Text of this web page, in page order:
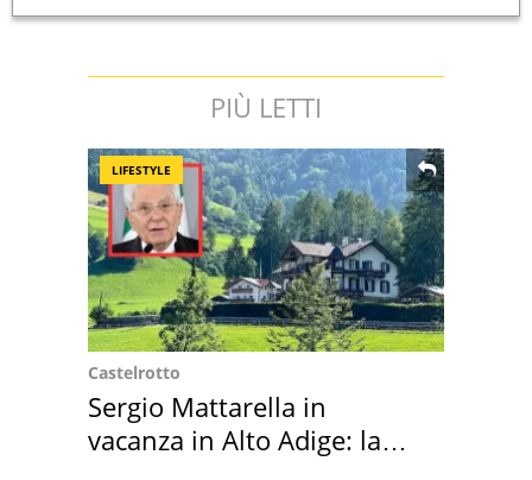
PIÙ LETTI
LIFESTYLE
Castelrotto
Sergio Mattarella in
vacanza in Alto Adige: la